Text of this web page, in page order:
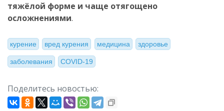
тяжёлой форме и чаще отягощено
осложнениями.
курение вред курения медицина здоровье
заболевания COVID-19
Поделитесь новостью: